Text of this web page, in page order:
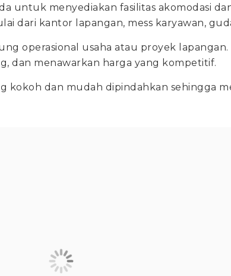
untuk menyediakan fasilitas akomodasi
dari kantor lapangan, mess karyawan,
operasional usaha atau proyek lapangan.
dan menawarkan harga yang kompetitif.
dan mudah dipindahkan sehingga